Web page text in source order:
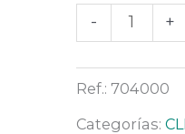
3
filtros)
- +
Ref.: 704000
Categorías: